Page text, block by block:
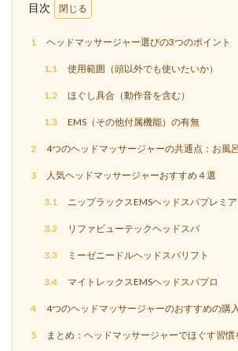
目次
1 ヘッドマッサージャー選びの3つのポイント
1.1 使用範囲（頭以外でも使いたいか）
1.2 ほぐし具合（動作音を含む）
1.3 EMS（その他付属機能）の有無
2 4つのヘッドマッサージャーの共通点：お風
3 人気ヘッドマッサージャーおすすめ４選
3.1 ニップラックスEMSヘッドスパプレミ
3.2 リファビューテックヘッドスパ
3.3 ミーゼニードルヘッドスパリフト
3.4 マイトレックスEMSヘッドスパプロ
4 4つのヘッドマッサージャーのおすすめの購
5 まとめ：ヘッドマッサージャーでほぐす習慣